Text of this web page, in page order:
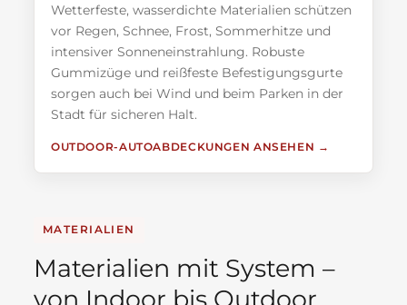
Wetterfeste, wasserdichte Materialien schützen
vor Regen, Schnee, Frost, Sommerhitze und
intensiver Sonneneinstrahlung. Robuste
Gummizüge und reißfeste Befestigungsgurte
sorgen auch bei Wind und beim Parken in der
Stadt für sicheren Halt.
OUTDOOR-AUTOABDECKUNGEN ANSEHEN
MATERIALIEN
Materialien mit System –